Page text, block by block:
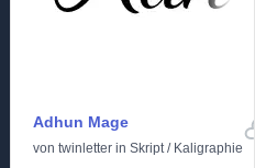
Adhun Mage
von twinletter in Skript/ Kaligraphie